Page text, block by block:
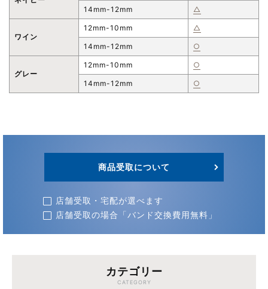
14mm-12mm △
ワイン
12mm-10mm △
14mm-12mm ○
グレー
12mm-10mm ○
14mm-12mm ○
商品受取について
店舗受取・宅配が選べます
店舗受取の場合「バンド交換費用無料」
カテゴリー
CATEGORY